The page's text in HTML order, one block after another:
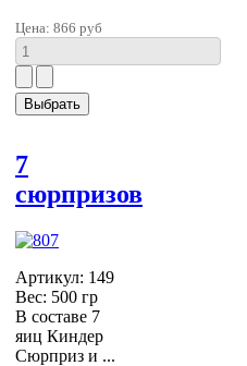
Цена: 866 руб
7
сюрпризов
Артикул: 149
Вес: 500 гр
В составе 7
яиц Киндер
Сюрприз и ...